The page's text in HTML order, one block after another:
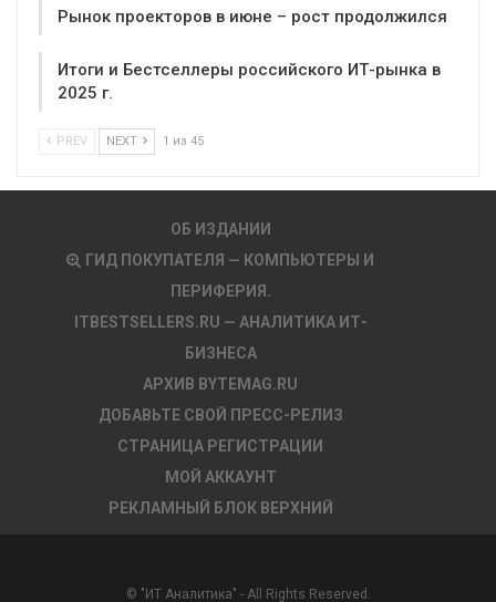
Рынок проекторов в июне – рост продолжился
Итоги и Бестселлеры российского ИТ-рынка в
2025 г.
PREV NEXT 1 из 45
ОБ ИЗДАНИИ
ГИД ПОКУПАТЕЛЯ — КОМПЬЮТЕРЫ И
ПЕРИФЕРИЯ.
ITBESTSELLERS.RU — АНАЛИТИКА ИТ-
БИЗНЕСА
АРХИВ BYTEMAG.RU
ДОБАВЬТЕ СВОЙ ПРЕСС-РЕЛИЗ
СТРАНИЦА РЕГИСТРАЦИИ
МОЙ АККАУНТ
РЕКЛАМНЫЙ БЛОК ВЕРХНИЙ
© "ИТ Аналитика" - All Rights Reserved.